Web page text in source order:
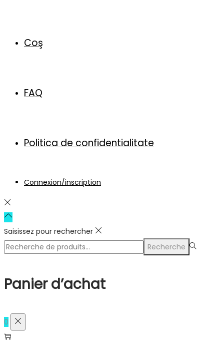
Coş
FAQ
Politica de confidentialitate
Connexion/inscription
Saisissez pour rechercher
Recherche
Panier d’achat
0